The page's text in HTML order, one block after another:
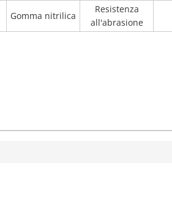
Gomma nitrilica
Resistenza
all'abrasione